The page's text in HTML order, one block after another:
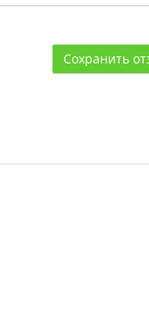
Сохранить